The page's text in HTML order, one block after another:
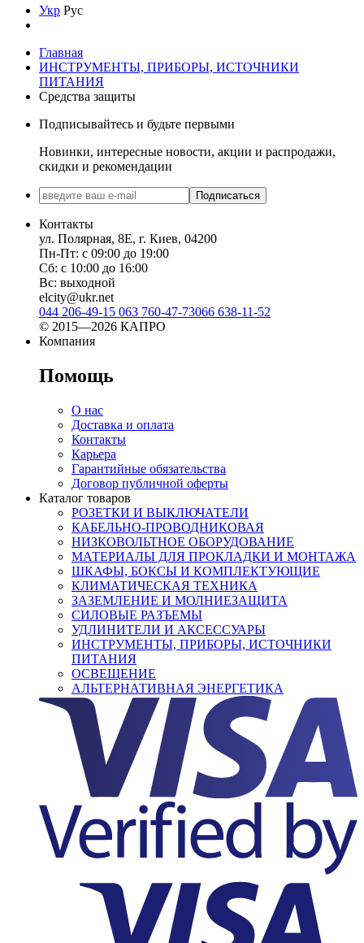
Укр Рус
Главная
ИНСТРУМЕНТЫ, ПРИБОРЫ, ИСТОЧНИКИ
ПИТАНИЯ
Средства защиты
Подписывайтесь и будьте первыми
Новинки, интересные новости, акции и распродажи,
скидки и рекомендации
Подписаться
Контакты
ул. Полярная, 8Е, г. Киев, 04200
Пн-Пт: с 09:00 до 19:00
Сб: с 10:00 до 16:00
Вс: выходной
elcity@ukr.net
044 206-49-15 063 760-47-73066 638-11-52
© 2015—2026 КАПРО
Компания
Помощь
О нас
Доставка и оплата
Контакты
Карьера
Гарантийные обязательства
Договор публичной оферты
Каталог товаров
РОЗЕТКИ И ВЫКЛЮЧАТЕЛИ
КАБЕЛЬНО-ПРОВОДНИКОВАЯ
НИЗКОВОЛЬТНОЕ ОБОРУДОВАНИЕ
МАТЕРИАЛЫ ДЛЯ ПРОКЛАДКИ И МОНТАЖА
ШКАФЫ, БОКСЫ И КОМПЛЕКТУЮЩИЕ
КЛИМАТИЧЕСКАЯ ТЕХНИКА
ЗАЗЕМЛЕНИЕ И МОЛНИЕЗАЩИТА
СИЛОВЫЕ РАЗЪЕМЫ
УДЛИНИТЕЛИ И АКСЕССУАРЫ
ИНСТРУМЕНТЫ, ПРИБОРЫ, ИСТОЧНИКИ
ПИТАНИЯ
ОСВЕЩЕНИЕ
АЛЬТЕРНАТИВНАЯ ЭНЕРГЕТИКА